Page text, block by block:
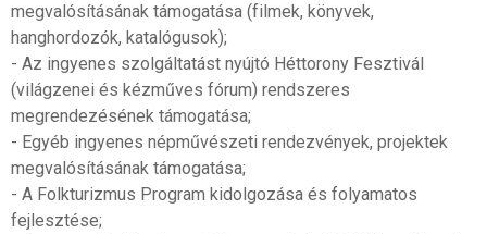
megvalósításának támogatása (filmek, könyvek,
hanghordozók, katalógusok);
- Az ingyenes szolgáltatást nyújtó Héttorony Fesztivál
(világzenei és kézműves fórum) rendszeres
megrendezésének támogatása;
- Egyéb ingyenes népművészeti rendezvények, projektek
megvalósításának támogatása;
- A Folkturizmus Program kidolgozása és folyamatos
fejlesztése;